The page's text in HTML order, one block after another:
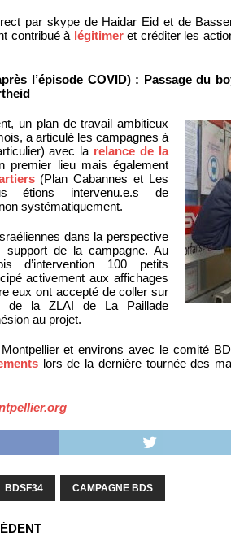
par skype de Haidar Eid et de
contribué à légitimeret créditer les
l’épisode COVID) : Passage du
un plan de travail ambitieux
a articulé les campagnes à
avec la relance de la
premier lieu mais également
(Plan Cabannes et Les
étions intervenu.e.s de
systématiquement.
dans la perspective
de la campagne. Au
d’intervention 100 petits
activement aux affichages
eux ont accepté de coller sur
de la ZLAI de La Paillade
au projet.
et environs avec le comité
lors de la dernière tournée des
BDSF34 CAMPAGNE BDS